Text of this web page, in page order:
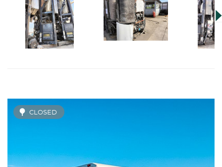
CLOSED